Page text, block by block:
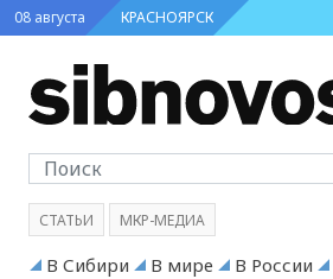
08 августа КРАСНОЯРСК
СТАТЬИ МКР-МЕДИА
В Сибири В мире В России